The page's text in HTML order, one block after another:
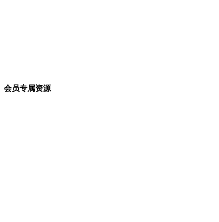
会员专属资源